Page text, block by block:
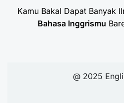
Kamu Bakal Dapat Banyak
Bahasa Inggrismu
@ 2025